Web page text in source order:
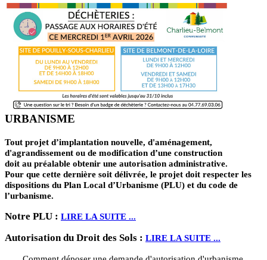
URBANISME
Tout projet d’implantation nouvelle, d'aménagement,
d'agrandissement ou de modification d’une construction
doit au préalable obtenir une autorisation administrative.
Pour que cette dernière soit délivrée, le projet doit respecter les
dispositions du Plan Local d’Urbanisme (PLU) et du code de
l’urbanisme.
Notre PLU : LIRE LA SUITE ...
Autorisation du Droit des Sols : LIRE LA SUITE ...